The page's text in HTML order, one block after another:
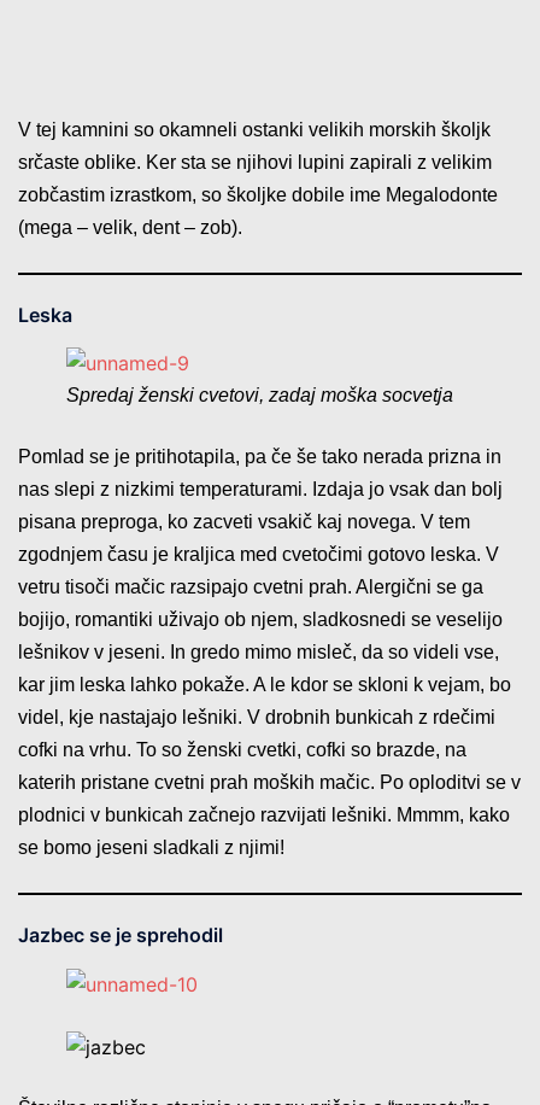
V tej kamnini so okamneli ostanki velikih morskih školjk
srčaste oblike. Ker sta se njihovi lupini zapirali z velikim
zobčastim izrastkom, so školjke dobile ime Megalodonte
(mega – velik, dent – zob).
Leska
Spredaj ženski cvetovi, zadaj moška socvetja
Pomlad se je pritihotapila, pa če še tako nerada prizna in
nas slepi z nizkimi temperaturami. Izdaja jo vsak dan bolj
pisana preproga, ko zacveti vsakič kaj novega. V tem
zgodnjem času je kraljica med cvetočimi gotovo leska. V
vetru tisoči mačic razsipajo cvetni prah. Alergični se ga
bojijo, romantiki uživajo ob njem, sladkosnedi se veselijo
lešnikov v jeseni. In gredo mimo misleč, da so videli vse,
kar jim leska lahko pokaže. A le kdor se skloni k vejam, bo
videl, kje nastajajo lešniki. V drobnih bunkicah z rdečimi
cofki na vrhu. To so ženski cvetki, cofki so brazde, na
katerih pristane cvetni prah moških mačic. Po oploditvi se v
plodnici v bunkicah začnejo razvijati lešniki. Mmmm, kako
se bomo jeseni sladkali z njimi!
Jazbec se je sprehodil